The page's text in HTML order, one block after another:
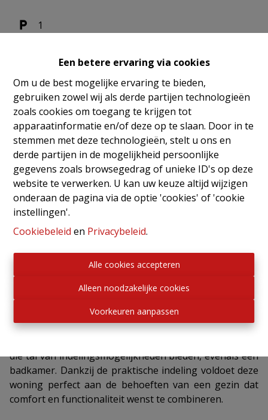
Een betere ervaring via cookies
Om u de best mogelijke ervaring te bieden,
gebruiken zowel wij als derde partijen technologieën
zoals cookies om toegang te krijgen tot
apparaatinformatie en/of deze op te slaan. Door in te
stemmen met deze technologieën, stelt u ons en
derde partijen in de mogelijkheid persoonlijke
gegevens zoals browsegedrag of unieke ID's op deze
website te verwerken. U kan uw keuze altijd wijzigen
onderaan de pagina via de optie 'cookies' of 'cookie
instellingen'.
Cookiebeleid en Privacybeleid.
Alle cookies accepteren
Alleen noodzakelijke cookies
Voorkeuren aanpassen
1
Immo Linkebeek presenteert deze ruime bel-
etagewoning, ideaal gelegen in een rustige en
gegeerde woonwijk van Sint-Pieters-Leeuw. Dankzij de
royale volumes en de uitstekende lichtinval is deze
woning de perfecte keuze voor gezinnen die op zoek
zijn naar ruimte, comfort en een vlotte bereikbaarheid
van alle voorzieningen.
Op het gelijkvloers bevindt zich een inkomhal die
toegang biedt tot de verschillende ruimtes van de
woning, evenals een garage en meerdere
parkeerplaatsen. Op de verdieping ontdekt u een
ruime en lichtrijke leefruimte bestaande uit een
gezellige woonkamer en een eetkamer die naadloos
aansluit op de volledig uitgeruste keuken. Deze
aangename leefomgeving geeft rechtstreeks toegang
tot het terras en de tuin, waar u in alle rust kunt
genieten van zonnige dagen.
die tal van indelingsmogelijkheden bieden, evenals een
badkamer. Dankzij de praktische indeling voldoet deze
woning perfect aan de behoeften van een gezin dat
comfort en functionaliteit wenst te combineren.